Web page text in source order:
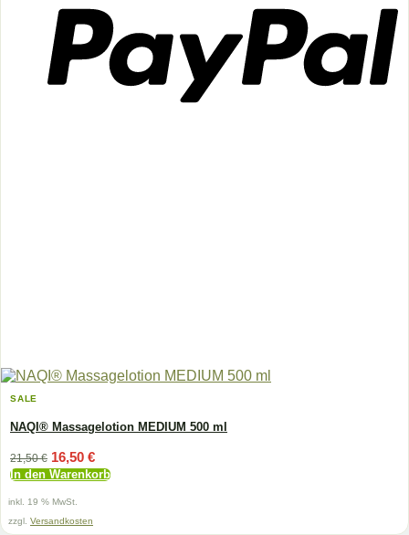
SALE
NAQI® Massagelotion MEDIUM 500 ml
21,50€ Ursprünglicher
Preis
war:
21,50 €
16,50 €Aktueller
Preis
ist:
In den Warenkorb
inkl. 19 % MwSt.
zzgl. Versandkosten